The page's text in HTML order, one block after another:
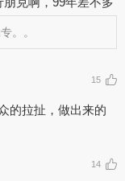
。。
15
的拉扯，做出来的
14